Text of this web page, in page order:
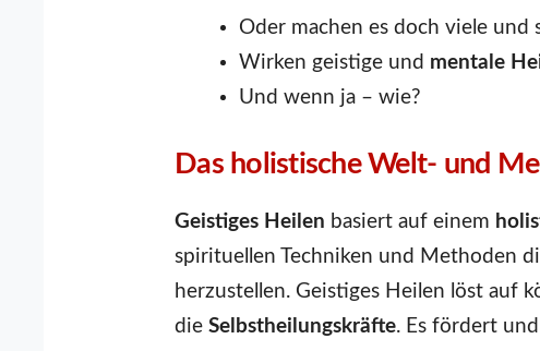
Oder machen es doch viele und
Wirken geistige und mentale
Und wenn ja – wie?
Das holistische Welt- und
Geistiges Heilen basiert auf einem
spirituellen Techniken und Methoden
herzustellen. Geistiges Heilen löst auf
die Selbstheilungskräfte. Es fördert